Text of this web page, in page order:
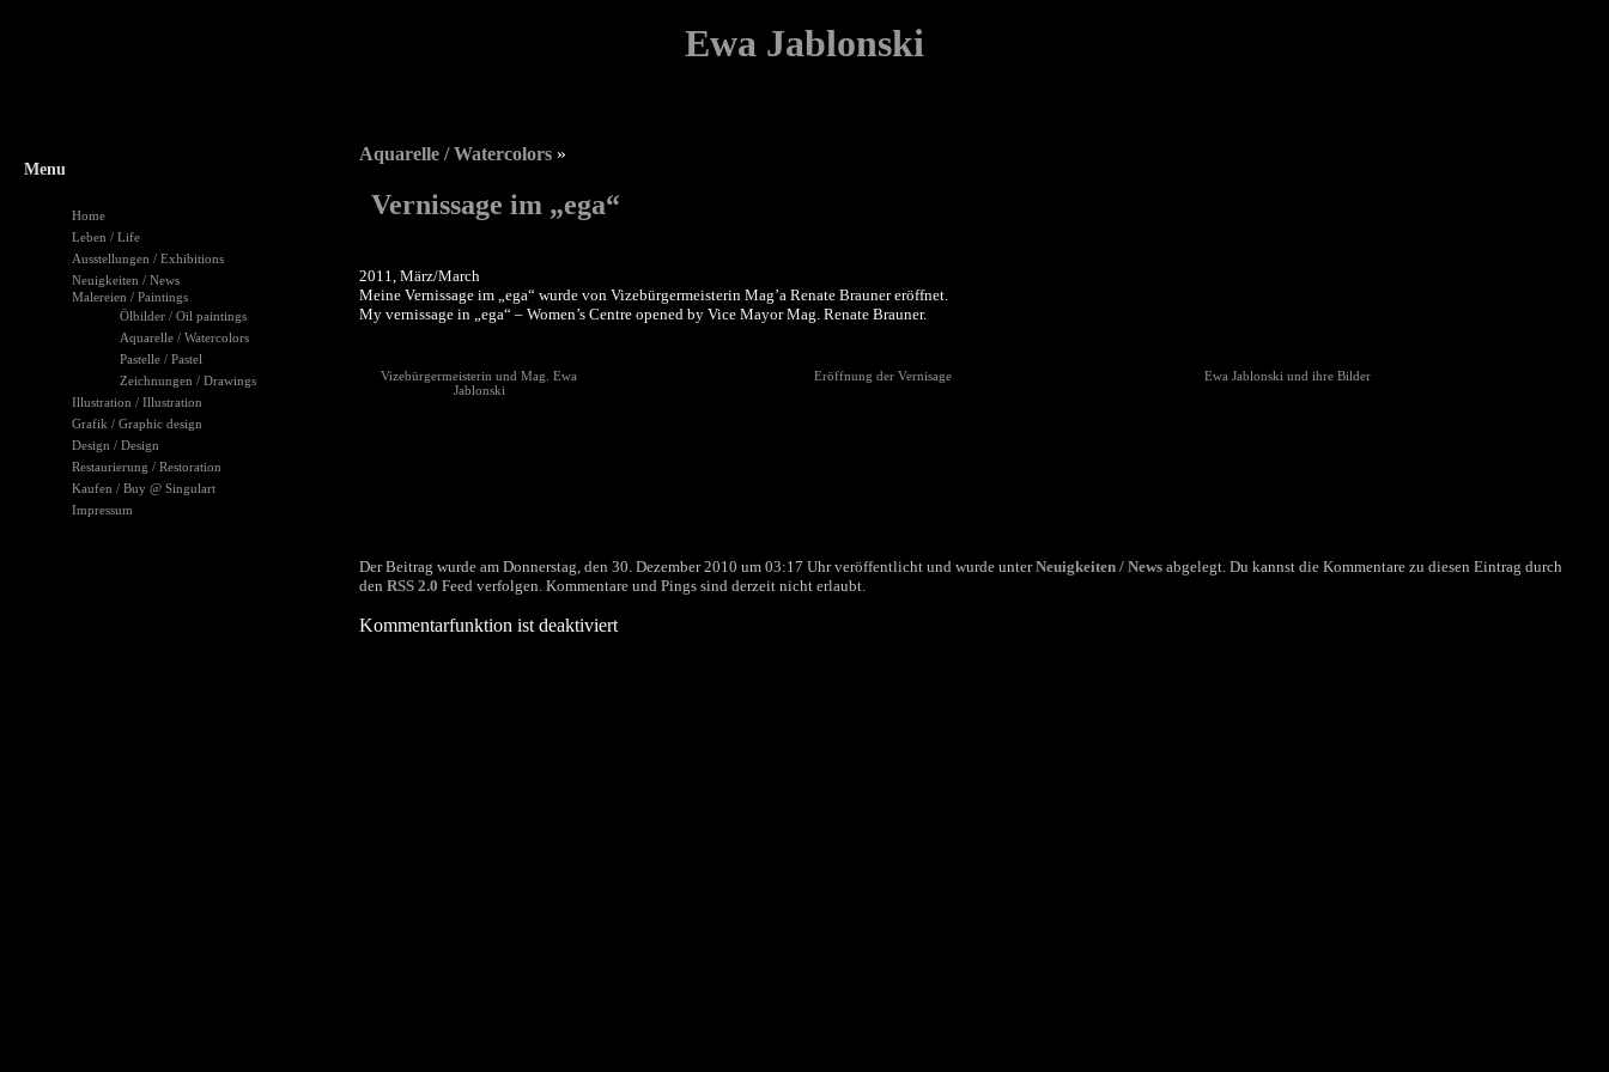
Ewa Jablonski
Menu
Home
Leben / Life
Ausstellungen / Exhibitions
Neuigkeiten / News
Malereien / Paintings
Ölbilder / Oil paintings
Aquarelle / Watercolors
Pastelle / Pastel
Zeichnungen / Drawings
Illustration / Illustration
Grafik / Graphic design
Design / Design
Restaurierung / Restoration
Kaufen / Buy @ Singulart
Impressum
Aquarelle / Watercolors »
Vernissage im „ega“
2011, März/March
Meine Vernissage im „ega“ wurde von Vizebürgermeisterin Mag’a Renate Brauner eröffnet.
My vernissage in „ega“ – Women’s Centre opened by Vice Mayor Mag. Renate Brauner.
Vizebürgermeisterin und Mag. Ewa
Jablonski
Eröffnung der Vernisage Ewa Jablonski und ihre Bilder
Der Beitrag wurde am Donnerstag, den 30. Dezember 2010 um 03:17 Uhr veröffentlicht und wurde unterNeuigkeiten / News abgelegt. Du kannst die Kommentare zu diesen Eintrag durch
den RSS 2.0 Feed verfolgen. Kommentare und Pings sind derzeit nicht erlaubt.
Kommentarfunktion ist deaktiviert